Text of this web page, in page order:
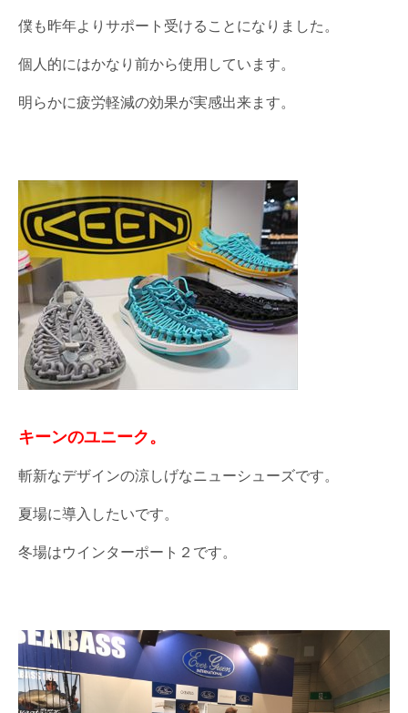
僕も昨年よりサポート受けることになりました。
個人的にはかなり前から使用しています。
明らかに疲労軽減の効果が実感出来ます。
キーンのユニーク。
斬新なデザインの涼しげなニューシューズです。
夏場に導入したいです。
冬場はウインターポート２です。